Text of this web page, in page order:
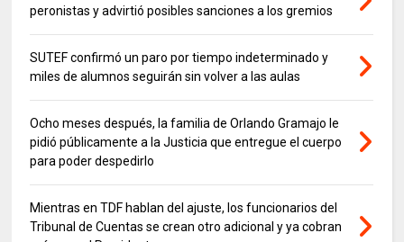
peronistas y advirtió posibles sanciones a los gremios
SUTEF confirmó un paro por tiempo indeterminado y
miles de alumnos seguirán sin volver a las aulas
Ocho meses después, la familia de Orlando Gramajo le
pidió públicamente a la Justicia que entregue el cuerpo
para poder despedirlo
Mientras en TDF hablan del ajuste, los funcionarios del
Tribunal de Cuentas se crean otro adicional y ya cobran